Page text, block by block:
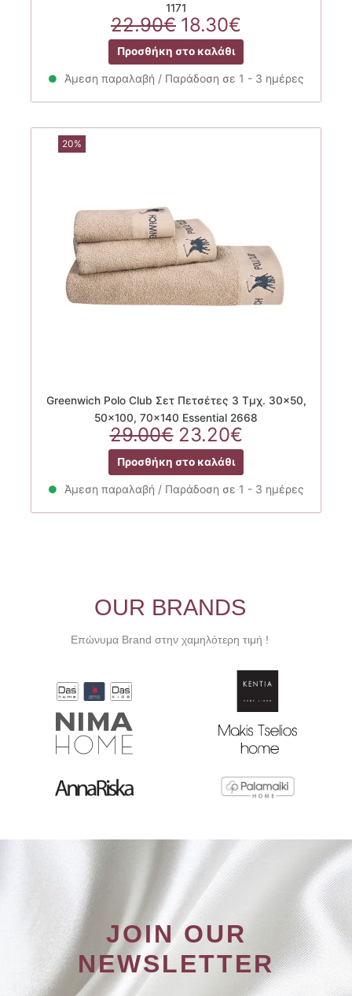
1171
22.90€ Original
price
was:
22.90€.
18.30€
τρέχουσα
τιμή
είναι:
Προσθήκη στο καλάθι
Άμεση παραλαβή / Παράδοση σε 1 - 3 ημέρες
20%
Greenwich Polo Club Σετ Πετσέτες 3 Τμχ. 30×50,
50×100, 70×140 Essential 2668
29.00€ Original
price
was:
29.00€.
23.20€Η
τρέχουσα
τιμή
είναι:
23.20€.
Προσθήκη στο καλάθι
Άμεση παραλαβή / Παράδοση σε 1 - 3 ημέρες
OUR BRANDS
Επώνυμα Brand στην χαμηλότερη τιμή !
JOIN OUR
NEWSLETTER